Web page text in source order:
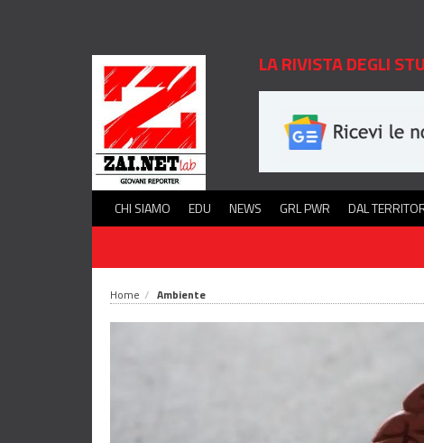
LA RIVISTA DEGLI
CHI SIAMO EDU NEWS GRL PWR DAL
Home Ambiente